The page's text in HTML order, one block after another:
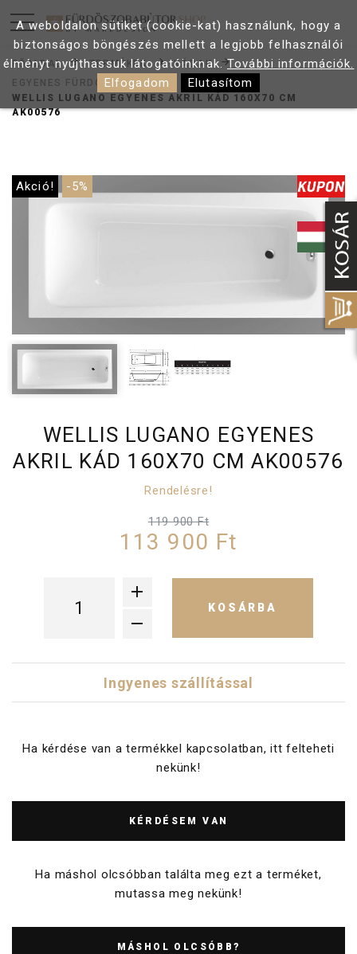
FŐOLDAL TERMÉKEK
KÁDAK
EGYENES FÜRDŐKÁDAK
WELLIS LUGANO EGYENES AKRIL KÁD 160X70 CM
AK00576
Akció! -5%
WELLIS LUGANO EGYENES
AKRIL KÁD 160X70 CM AK00576
Rendelésre!
119 900 Ft
113 900 Ft
KOSÁRBA
Ingyenes szállítással
Ha kérdése van a termékkel kapcsolatban, itt felteheti
nekünk!
KÉRDÉSEM VAN
Ha máshol olcsóbban találta meg ezt a terméket,
mutassa meg nekünk!
MÁSHOL OLCSÓBB?
A weboldalon sütiket (cookie-kat) használunk, hogy a
biztonságos böngészés mellett a legjobb felhasználói
élményt nyújthassuk látogatóinknak.További információk.
Elfogadom
Elutasítom